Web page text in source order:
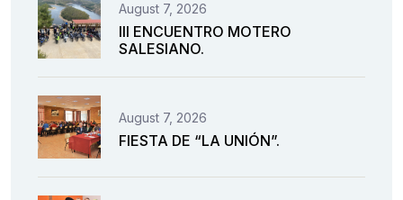
August 7, 2026
III ENCUENTRO MOTERO
SALESIANO.
August 7, 2026
FIESTA DE “LA UNIÓN”.